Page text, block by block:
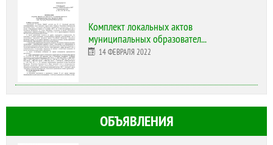
Комплект локальных актов
муниципальных образовател...
14 ФЕВРАЛЯ 2022
ОБЪЯВЛЕНИЯ